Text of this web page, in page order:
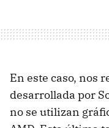
En este caso, nos
desarrollada por
no se utilizan